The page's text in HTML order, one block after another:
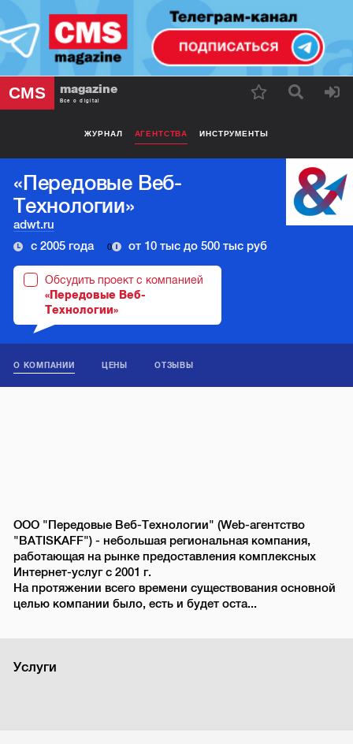
CMS magazine
Все о digital
ЖУРНАЛ АГЕНТСТВА ИНСТРУМЕНТЫ
«Передовые Веб-
Технологии»
adwt.ru
с 2005 года
0 от 10 тыс до 500 тыс руб
Обсудить проект с компанией
«Передовые Веб-
Технологии»
О КОМПАНИИ ЦЕНЫ ОТЗЫВЫ
ООО "Передовые Веб-Технологии" (Web-агентство
"BATISKAFF") - небольшая региональная компания,
работающая на рынке предоставления комплексных
Интернет-услуг с 2001 г.
На протяжении всего времени существования основной
целью компании было, есть и будет оста...
Услуги